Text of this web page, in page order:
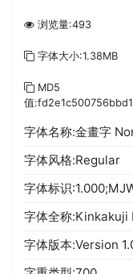
浏览量:493
字体大小:1.38MB
MD5
值
字体名称:金畫字
字体风格:Regular
字体标识
字体全称:Kinkakuji
字体版本:Version